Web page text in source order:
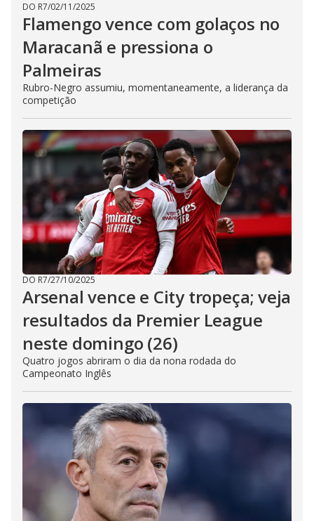
DO R7/02/11/2025
Flamengo vence com golaços no
Maracanã e pressiona o
Palmeiras
Rubro-Negro assumiu, momentaneamente, a liderança da
competição
DO R7/27/10/2025
Arsenal vence e City tropeça; veja
resultados da Premier League
neste domingo (26)
Quatro jogos abriram o dia da nona rodada do
Campeonato Inglês